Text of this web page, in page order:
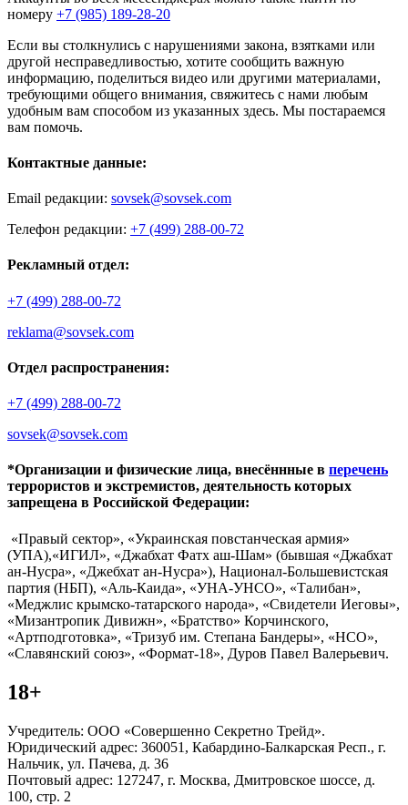
номеру +7 (985) 189-28-20
Если вы столкнулись с нарушениями закона, взятками или
другой несправедливостью, хотите сообщить важную
информацию, поделиться видео или другими материалами,
требующими общего внимания, свяжитесь с нами любым
удобным вам способом из указанных здесь. Мы постараемся
вам помочь.
Контактные данные:
Email редакции: sovsek@sovsek.com
Телефон редакции: +7 (499) 288-00-72
Рекламный отдел:
+7 (499) 288-00-72
reklama@sovsek.com
Отдел распространения:
+7 (499) 288-00-72
sovsek@sovsek.com
*Организации и физические лица, внесённные в перечень
террористов и экстремистов, деятельность которых
запрещена в Российской Федерации:
«Правый сектор», «Украинская повстанческая армия»
(УПА),«ИГИЛ», «Джабхат Фатх аш-Шам» (бывшая «Джабхат
ан-Нусра», «Джебхат ан-Нусра»), Национал-Большевистская
партия (НБП), «Аль-Каида», «УНА-УНСО», «Талибан»,
«Меджлис крымско-татарского народа», «Свидетели Иеговы»,
«Мизантропик Дивижн», «Братство» Корчинского,
«Артподготовка», «Тризуб им. Степана Бандеры», «НСО»,
«Славянский союз», «Формат-18», Дуров Павел Валерьевич.
18+
Учредитель: ООО «Совершенно Секретно Трейд».
Юридический адрес: 360051, Кабардино-Балкарская Респ., г.
Нальчик, ул. Пачева, д. 36
Почтовый адрес: 127247, г. Москва, Дмитровское шоссе, д.
100, стр. 2